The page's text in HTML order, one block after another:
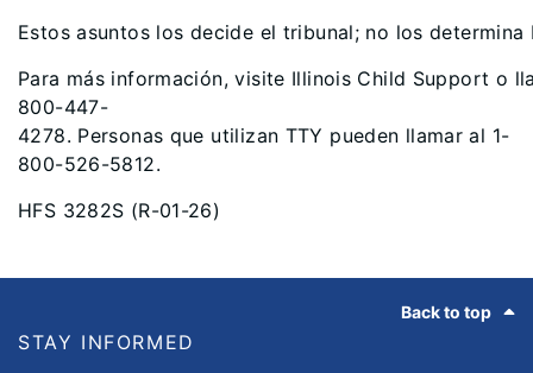
Estos asuntos los decide el tribunal; no los determina
Para más información, visite Illinois Child Support o
800-447-
4278. Personas que utilizan TTY pueden llamar al 1-
800-526-5812.
HFS 3282S (R-01-26)
Back to top
STAY INFORMED